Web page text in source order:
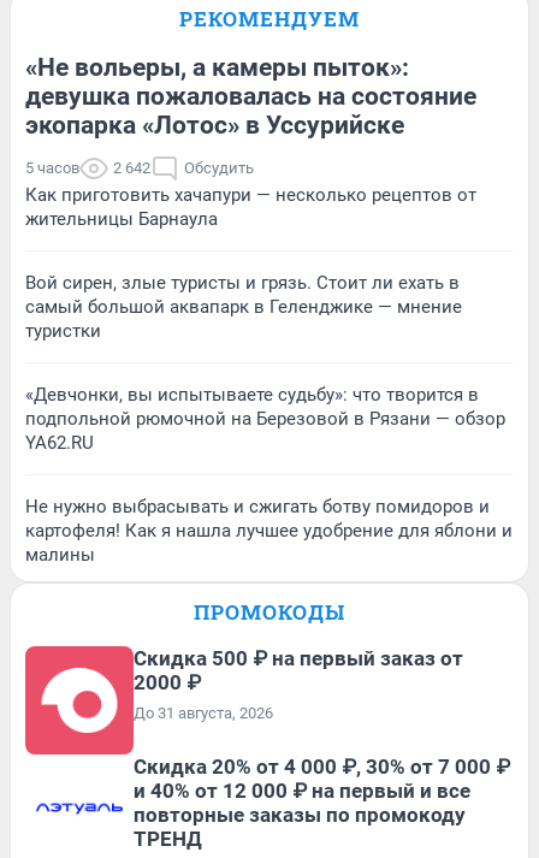
РЕКОМЕНДУЕМ
«Не вольеры, а камеры пыток»:
девушка пожаловалась на состояние
экопарка «Лотос» в Уссурийске
5 часов 2 642 Обсудить
Как приготовить хачапури — несколько рецептов от
жительницы Барнаула
Вой сирен, злые туристы и грязь. Стоит ли ехать в
самый большой аквапарк в Геленджике — мнение
туристки
«Девчонки, вы испытываете судьбу»: что творится в
подпольной рюмочной на Березовой в Рязани — обзор
YA62.RU
Не нужно выбрасывать и сжигать ботву помидоров и
картофеля! Как я нашла лучшее удобрение для яблони и
малины
ПРОМОКОДЫ
Скидка 500 ₽ на первый заказ от
2000 ₽
До 31 августа, 2026
Скидка 20% от 4 000 ₽, 30% от 7 000 ₽
и 40% от 12 000 ₽ на первый и все
повторные заказы по промокоду
ТРЕНД